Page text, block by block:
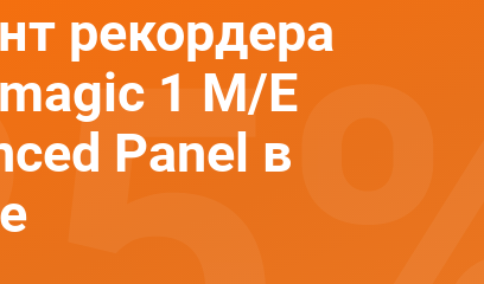
рекордера
1 M/E
Panel в